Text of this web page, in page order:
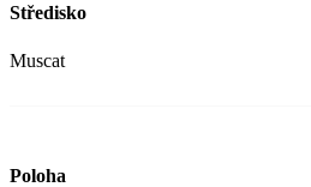
Středisko
Muscat
Poloha